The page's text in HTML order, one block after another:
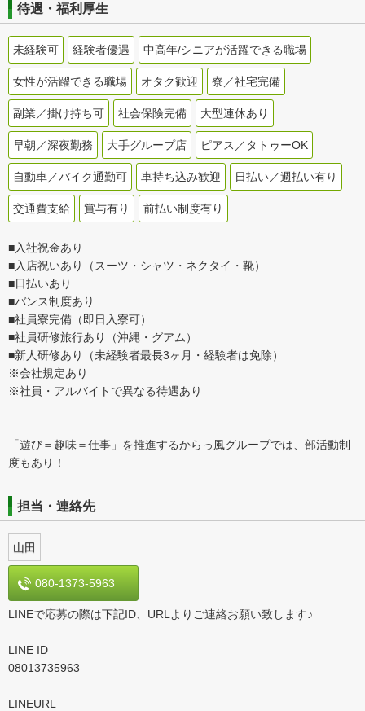
待遇・福利厚生
未経験可 経験者優遇 中高年/シニアが活躍できる職場
女性が活躍できる職場 オタク歓迎 寮／社宅完備
副業／掛け持ち可 社会保険完備 大型連休あり
早朝／深夜勤務 大手グループ店 ピアス／タトゥーOK
自動車／バイク通勤可 車持ち込み歓迎 日払い／週払い有り
交通費支給 賞与有り 前払い制度有り
■入社祝金あり
■入店祝いあり（スーツ・シャツ・ネクタイ・靴）
■日払いあり
■バンス制度あり
■社員寮完備（即日入寮可）
■社員研修旅行あり（沖縄・グアム）
■新人研修あり（未経験者最長3ヶ月・経験者は免除）
※会社規定あり
※社員・アルバイトで異なる待遇あり
「遊び＝趣味＝仕事」を推進するからっ風グループでは、部活動制
度もあり！
担当・連絡先
山田
080-1373-5963
LINEで応募の際は下記ID、URLよりご連絡お願い致します♪
LINE ID
08013735963
LINEURL